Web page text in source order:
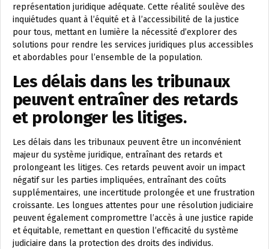
représentation juridique adéquate. Cette réalité soulève des
inquiétudes quant à l’équité et à l’accessibilité de la justice
pour tous, mettant en lumière la nécessité d’explorer des
solutions pour rendre les services juridiques plus accessibles
et abordables pour l’ensemble de la population.
Les délais dans les tribunaux
peuvent entraîner des retards
et prolonger les litiges.
Les délais dans les tribunaux peuvent être un inconvénient
majeur du système juridique, entraînant des retards et
prolongeant les litiges. Ces retards peuvent avoir un impact
négatif sur les parties impliquées, entraînant des coûts
supplémentaires, une incertitude prolongée et une frustration
croissante. Les longues attentes pour une résolution judiciaire
peuvent également compromettre l’accès à une justice rapide
et équitable, remettant en question l’efficacité du système
judiciaire dans la protection des droits des individus.